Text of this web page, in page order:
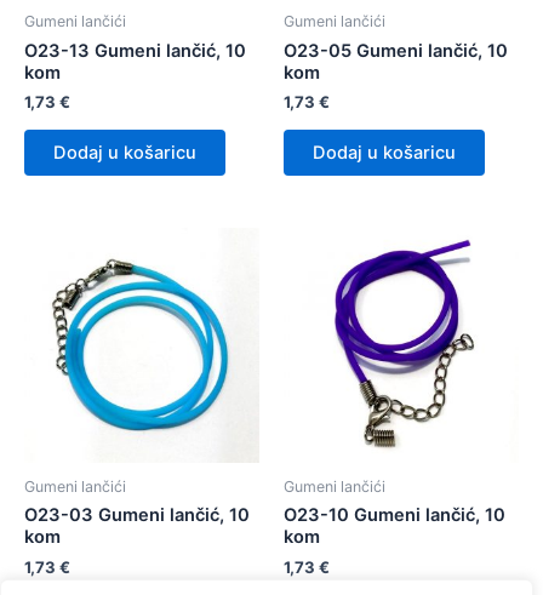
Gumeni lančići
O23-13 Gumeni lančić, 10
kom
1,73 €
Dodaj u košaricu
Gumeni lančići
O23-05 Gumeni lančić, 10
kom
1,73 €
Dodaj u košaricu
Gumeni lančići
O23-03 Gumeni lančić, 10
kom
1,73 €
Gumeni lančići
O23-10 Gumeni lančić, 10
kom
1,73 €